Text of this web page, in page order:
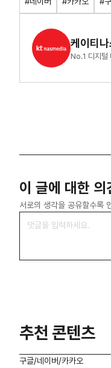
케이티
No.1 디지털
이 글에 대한
서로의 생각을 공유할수록
추천 콘텐츠
구글/네이버/카카오